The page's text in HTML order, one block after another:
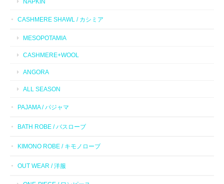
NAPKIN
CASHMERE SHAWL / カシミア
MESOPOTAMIA
CASHMERE+WOOL
ANGORA
ALL SEASON
PAJAMA / パジャマ
BATH ROBE / バスローブ
KIMONO ROBE / キモノローブ
OUT WEAR / 洋服